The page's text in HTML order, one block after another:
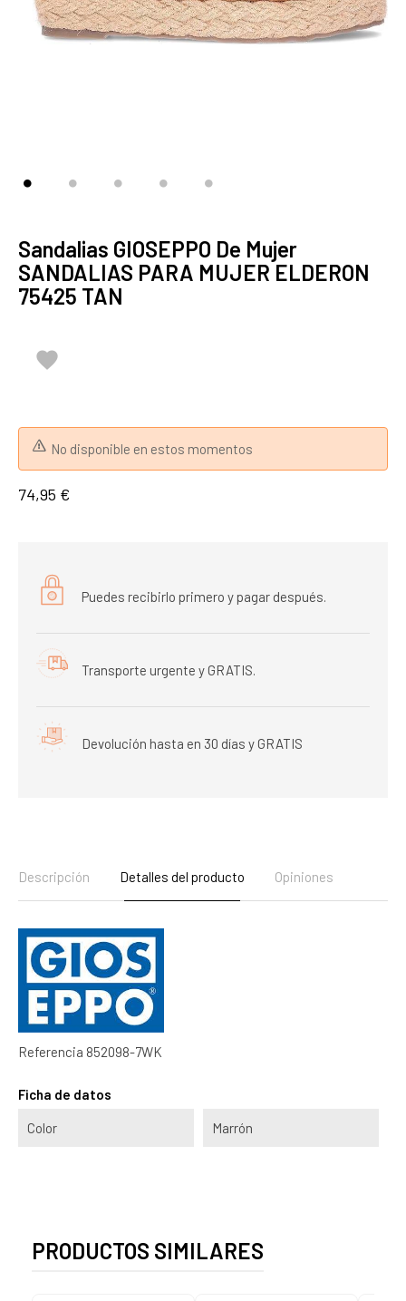
Sandalias GIOSEPPO De Mujer
SANDALIAS PARA MUJER ELDERON
75425 TAN

No disponible en estos momentos
74,95 €
Puedes recibirlo primero y pagar después.
Transporte urgente y GRATIS.
Devolución hasta en 30 días y GRATIS
Descripción Detalles del producto Opiniones
Referencia 852098-7WK
Ficha de datos
Color Marrón
PRODUCTOS SIMILARES